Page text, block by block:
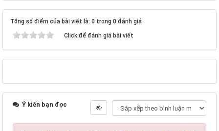
Tổng số điểm của bài viết là: 0 trong 0 đánh giá
Click để đánh giá bài viết
Ý kiến bạn đọc